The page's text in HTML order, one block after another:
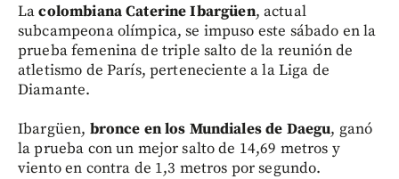
Lacolombiana Caterine Ibargüen, actual
subcampeona olímpica, se impuso este sábado en la
prueba femenina de triple salto de la reunión de
atletismo de París, perteneciente a la Liga de
Diamante.
Ibargüen, bronce en los Mundiales de Daegu, ganó
la prueba con un mejor salto de 14,69 metros y
viento en contra de 1,3 metros por segundo.